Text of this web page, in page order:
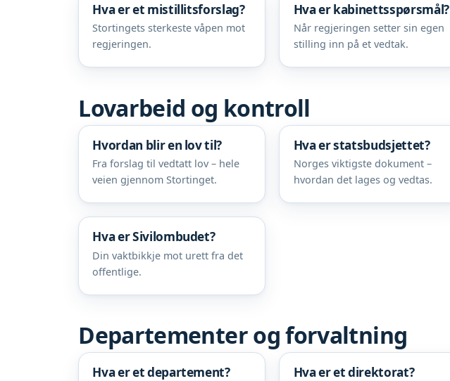
Hva er et mistillitsforslag?
Stortingets sterkeste våpen mot
regjeringen.
Hva er kabinettsspørsmål?
Når regjeringen setter sin egen
stilling inn på et vedtak.
Lovarbeid og kontroll
Hvordan blir en lov til?
Fra forslag til vedtatt lov – hele
veien gjennom Stortinget.
Hva er statsbudsjettet?
Norges viktigste dokument –
hvordan det lages og vedtas.
Hva er Sivilombudet?
Din vaktbikkje mot urett fra det
offentlige.
Departementer og forvaltning
Hva er et departement? Hva er et direktorat?